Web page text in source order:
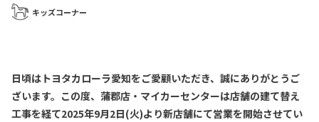
キッズコーナー
日頃はトヨタカローラ愛知をご愛顧いただき、誠にありがとうご
ざいます。この度、蒲郡店・マイカーセンターは店舗の建て替え
工事を経て2025年9月2日(火)より新店舗にて営業を開始させてい